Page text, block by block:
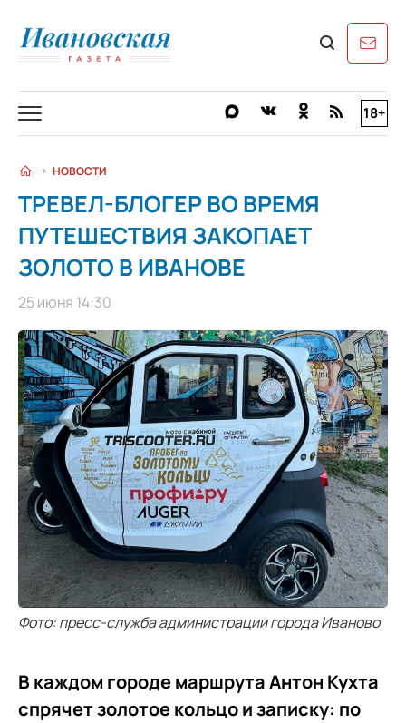
18+
НОВОСТИ
ТРЕВЕЛ-БЛОГЕР ВО ВРЕМЯ
ПУТЕШЕСТВИЯ ЗАКОПАЕТ
ЗОЛОТО В ИВАНОВЕ
25 июня 14:30
Фото: пресс-служба администрации города Иваново
В каждом городе маршрута Антон Кухта
спрячет золотое кольцо и записку: по